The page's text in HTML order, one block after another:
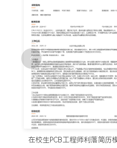
量产直通率提升XXX%。
工作业绩：
1.独立完成XXX款产品的
2.负责的PCB设计项目平
3.通过严格的设计检查与
游问题。
4.维护的器件库包含XXX
5.输出生产文件XXX余套
6.参与XXX次试产跟进，
主动离职，希望有更多的
在校生PCB工程师利落简历